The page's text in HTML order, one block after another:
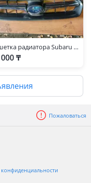
Решетка радиатора Subaru Legacy BL BP
₸
Пожаловаться